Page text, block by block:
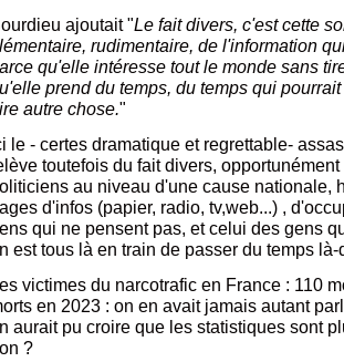
ajoutait "Le fait divers, c'est cette
rudimentaire, de l'information
qu'elle intéresse tout le monde sans
prend du temps, du temps qui
autre chose."
le - certes dramatique et regrettable-
toutefois du fait divers,
au niveau d'une cause nationale,
d'infos (papier, radio, tv,web...) ,
qui ne pensent pas, et celui des gens
est tous là en train de passer du temps
victimes du narcotrafic en France : 110
en 2023 : on en avait jamais autant
aurait pu croire que les statistiques sont
?